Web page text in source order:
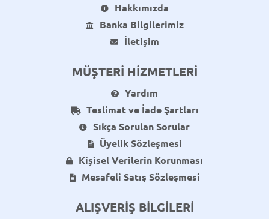
Hakkımızda
Banka Bilgilerimiz
İletişim
MÜŞTERİ HİZMETLERİ
Yardım
Teslimat ve İade Şartları
Sıkça Sorulan Sorular
Üyelik Sözleşmesi
Kişisel Verilerin Korunması
Mesafeli Satış Sözleşmesi
ALIŞVERİŞ BİLGİLERİ